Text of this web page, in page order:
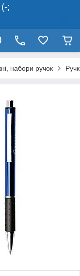
;
набори ручок